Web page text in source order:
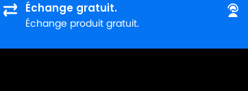
Échange gratuit.
Échange produit gratuit.